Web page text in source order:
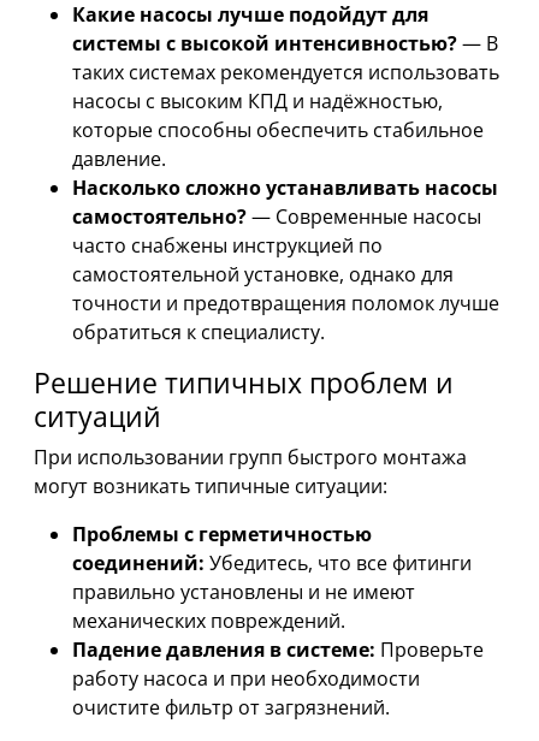
Какие насосы лучше подойдут для
системы с высокой интенсивностью?— В
таких системах рекомендуется использовать
насосы с высоким КПД и надёжностью,
которые способны обеспечить стабильное
давление.
Насколько сложно устанавливать насосы
самостоятельно?— Современные насосы
часто снабжены инструкцией по
самостоятельной установке, однако для
точности и предотвращения поломок лучше
обратиться к специалисту.
Решение типичных проблем и
ситуаций
При использовании групп быстрого монтажа
могут возникать типичные ситуации:
Проблемы с герметичностью
соединений: Убедитесь, что все фитинги
правильно установлены и не имеют
механических повреждений.
Падение давления в системе: Проверьте
работу насоса и при необходимости
очистите фильтр от загрязнений.